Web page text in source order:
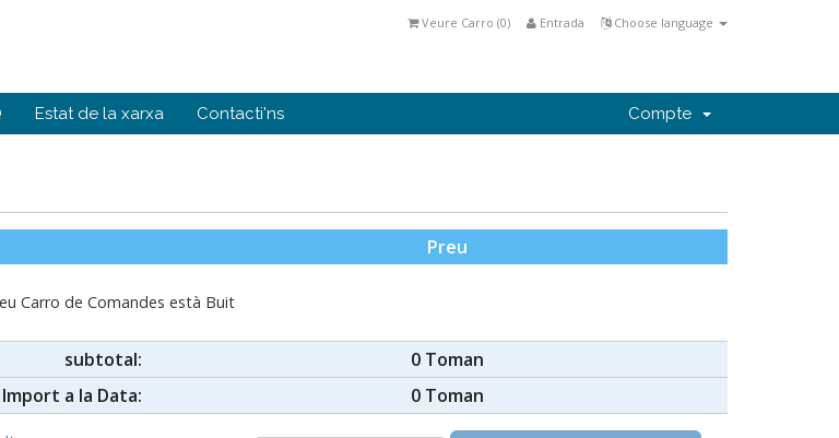
Choose language
Entrada
Veure Carro (0)
Estat de la xarxa Contacti'ns Compte
Preu
Carro de Comandes està Buit
subtotal:
0 Toman
Import a la Data:
0 Toman